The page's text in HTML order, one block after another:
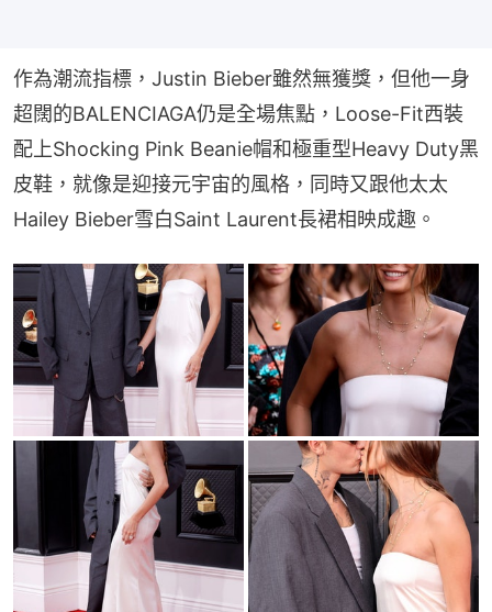
作為潮流指標，Justin Bieber雖然無獲獎，但他一身
超闊的BALENCIAGA仍是全場焦點，Loose-Fit西裝
配上Shocking Pink Beanie帽和極重型Heavy Duty黑
皮鞋，就像是迎接元宇宙的風格，同時又跟他太太
Hailey Bieber雪白Saint Laurent長裙相映成趣。